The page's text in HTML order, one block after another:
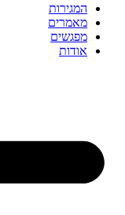
המגירות
מאמרים
מפגשים
אודות